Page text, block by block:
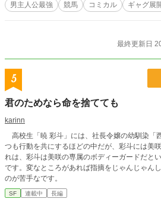
男主人公最強 競馬 コミカル ギャグ展
最終更新日
5
君のためなら命を捨てても
karinn
高校生「暁 彩斗」には、社長令嬢の幼馴染「
つも行動を共にするほどの中だが、彩斗には美
れは、彩斗は美咲の専属のボディーガードだ
です。変なところがあれば指摘をじゃんじゃん
のが苦手なです。
SF 連載中 長編